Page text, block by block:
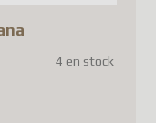
4 en stock